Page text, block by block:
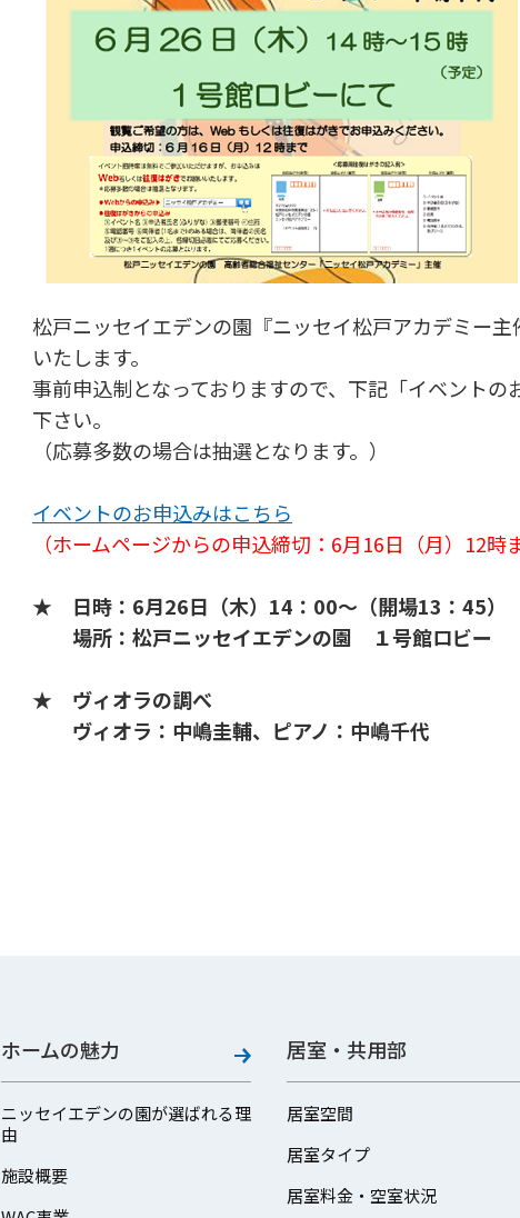
松戸ニッセイエデンの園『ニッセイ松戸アカデミー
いたします。
事前申込制となっておりますので、下記「イベント
下さい。
（応募多数の場合は抽選となります。）
イベントのお申込みはこちら
（ホームページからの申込締切：6月16日（月）12時
★ 日時：6月26日（木）14：00～（開場13：45）
場所：松戸ニッセイエデンの園 １号館ロビー
★ ヴィオラの調べ
ヴィオラ：中嶋圭輔、ピアノ：中嶋千代
ホームの魅力
ニッセイエデンの園が選ばれる理
由
施設概要
居室・共用部
居室空間
居室タイプ
居室料金・空室状況